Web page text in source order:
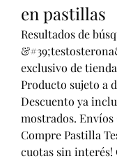
en pastillas
Resultados de
exclusivo de
Producto sujeto a
Descuento ya
mostrados.
Compre Pastilla
cuotas sin interés!